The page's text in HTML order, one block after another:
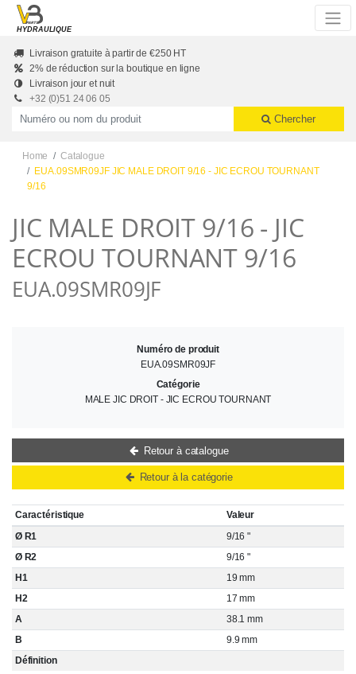
Skip to main content
HYDRAULIQUE
Livraison gratuite à partir de €250 HT
2% de réduction sur la boutique en ligne
Livraison jour et nuit
+32 (0)51 24 06 05
Productnummer of naam
Chercher
Home
Catalogue
EUA.09SMR09JF JIC MALE DROIT 9/16 - JIC ECROU TOURNANT
9/16
JIC MALE DROIT 9/16 - JIC
ECROU TOURNANT 9/16
EUA.09SMR09JF
Caractéristique
Valeur
Ø R1
9/16 "
Ø R2
9/16 "
H1
19 mm
H2
17 mm
A
38.1 mm
B
9.9 mm
Définition
Numéro de produit
EUA.09SMR09JF
Catégorie
MALE JIC DROIT - JIC ECROU TOURNANT
Retour à catalogue
Retour à la catégorie